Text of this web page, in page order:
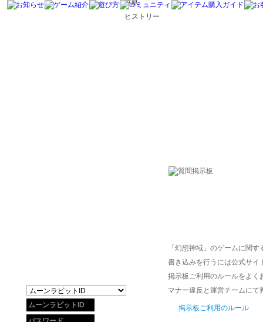
壁紙
ヒストリー
「幻想神域」のゲームに関
書き込みを行うには公式サイ
掲示板ご利用のルールをよ
マナー違反と運営チームに
掲示板ご利用のルール